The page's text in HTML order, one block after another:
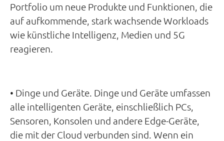
Portfolio um neue Produkte und Funktionen, die
auf aufkommende, stark wachsende Workloads
wie künstliche Intelligenz, Medien und 5G
reagieren.
• Dinge und Geräte. Dinge und Geräte umfassen
alle intelligenten Geräte, einschließlich PCs,
Sensoren, Konsolen und andere Edge-Geräte,
die mit der Cloud verbunden sind. Wenn ein